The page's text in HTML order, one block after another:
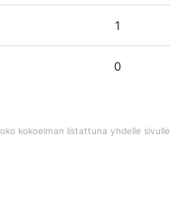
1
0
kokoelman listattuna yhdelle sivulle.